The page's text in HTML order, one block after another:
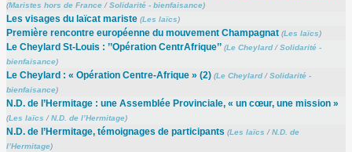
(Maristes hors de France/Solidarité - bienfaisance)
Les visages du laïcat mariste (Les laïcs)
Première rencontre européenne du mouvement Champagnat (Les laïcs)
Le Cheylard St-Louis : ’’Opération CentrAfrique’’ (Le Cheylard/Solidarité -
bienfaisance)
Le Cheylard : « Opération Centre-Afrique » (2) (Le Cheylard/Solidarité -
bienfaisance)
N.D. de l’Hermitage : une Assemblée Provinciale, « un cœur, une mission »
(Les laïcs /N.D. de l’Hermitage)
N.D. de l’Hermitage, témoignages de participants (Les laïcs /N.D. de
l’Hermitage)